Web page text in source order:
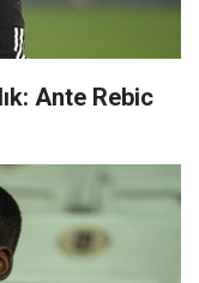
Ante Rebic